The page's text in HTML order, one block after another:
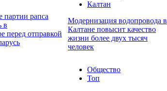
партии рапса
в
перед отправкой
Калтан
Модернизация водопровода в
Калтане повысит качество
жизни более двух тысяч
человек
Общество
Топ